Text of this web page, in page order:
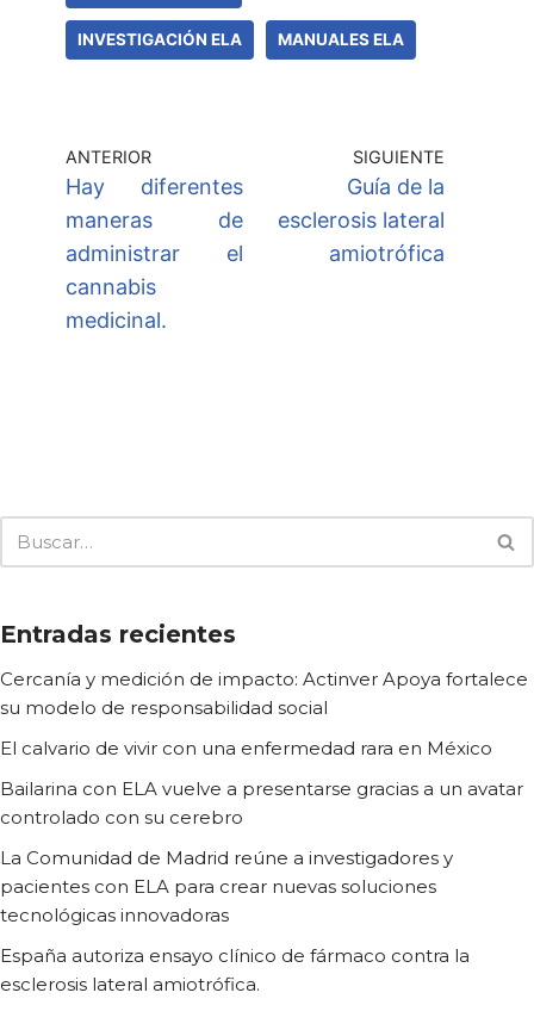
INVESTIGACIÓN ELA MANUALES ELA
ANTERIOR
Hay diferentes
maneras de
administrar el
cannabis
medicinal.
SIGUIENTE
Guía de la
esclerosis lateral
amiotrófica
Entradas recientes
Cercanía y medición de impacto: Actinver Apoya fortalece
su modelo de responsabilidad social
El calvario de vivir con una enfermedad rara en México
Bailarina con ELA vuelve a presentarse gracias a un avatar
controlado con su cerebro
La Comunidad de Madrid reúne a investigadores y
pacientes con ELA para crear nuevas soluciones
tecnológicas innovadoras
España autoriza ensayo clínico de fármaco contra la
esclerosis lateral amiotrófica.